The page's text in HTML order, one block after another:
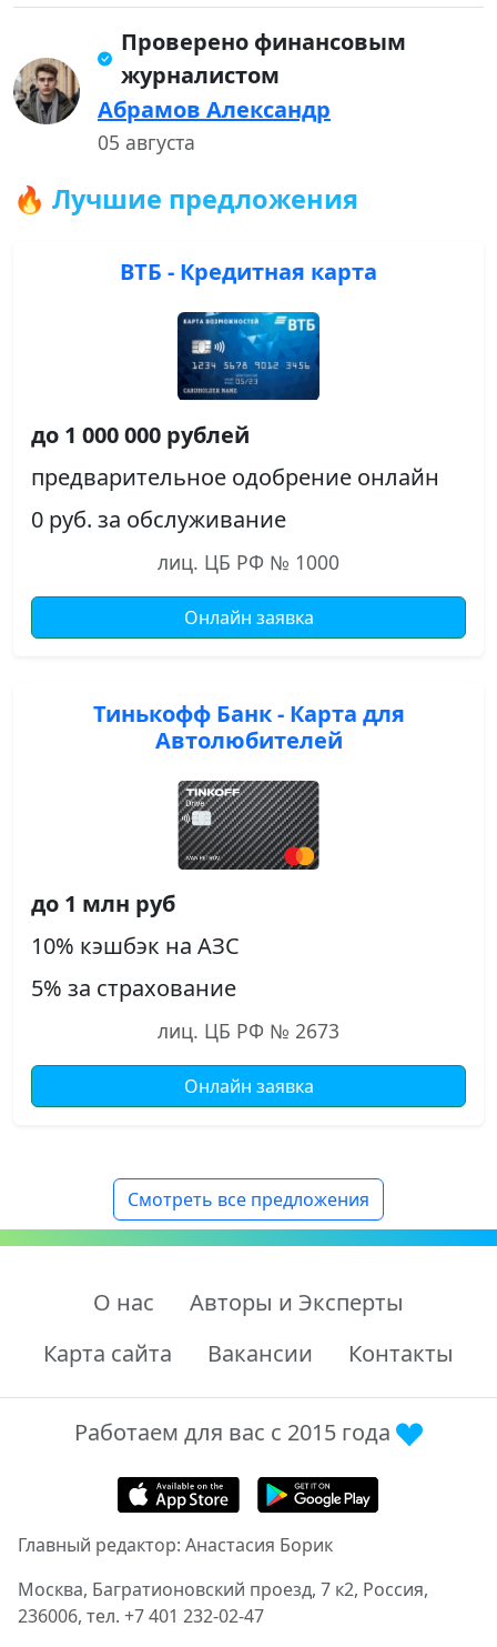
Проверено финансовым
журналистом
Абрамов Александр
05 августа
🔥 Лучшие предложения
ВТБ - Кредитная карта
до 1 000 000 рублей
предварительное одобрение онлайн
0 руб. за обслуживание
лиц. ЦБ РФ № 1000
Онлайн заявка
Тинькофф Банк - Карта для
Автолюбителей
до 1 млн руб
10% кэшбэк на АЗС
5% за страхование
лиц. ЦБ РФ № 2673
Онлайн заявка
Смотреть все предложения
О нас
Авторы и Эксперты
Карта сайта
Вакансии Контакты
Работаем для вас с 2015 года
Главный редактор: Анастасия Борик
Москва, Багратионовский проезд, 7 к2, Россия,
236006, тел. +7 401 232-02-47